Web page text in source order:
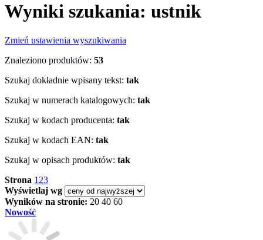
Wyniki szukania: ustnik
Zmień ustawienia wyszukiwania
Znaleziono produktów: 53
Szukaj dokładnie wpisany tekst: tak
Szukaj w numerach katalogowych: tak
Szukaj w kodach producenta: tak
Szukaj w kodach EAN: tak
Szukaj w opisach produktów: tak
Strona 1 23
Wyświetlaj wg
Wyników na stronie: 20 40 60
Nowość